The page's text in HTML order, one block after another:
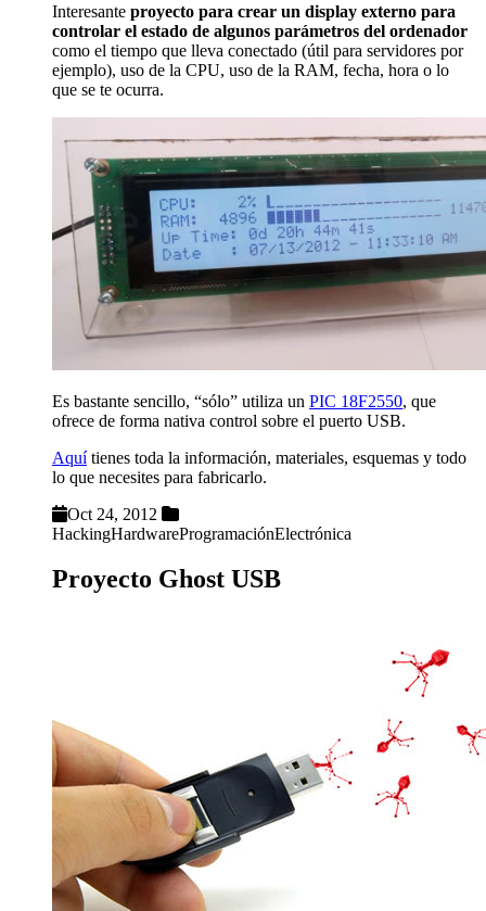
Interesante proyecto para crear un display externo para
controlar el estado de algunos parámetros del ordenador
como el tiempo que lleva conectado (útil para servidores por
ejemplo), uso de la CPU, uso de la RAM, fecha, hora o lo
que se te ocurra.
Es bastante sencillo, “sólo” utiliza un PIC 18F2550, que
ofrece de forma nativa control sobre el puerto USB.
Aquítienes toda la información, materiales, esquemas y todo
lo que necesites para fabricarlo.
Oct 24, 2012
HackingHardwareProgramaciónElectrónica
Proyecto Ghost USB